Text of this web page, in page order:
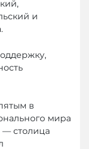
и
в
мира
— столица